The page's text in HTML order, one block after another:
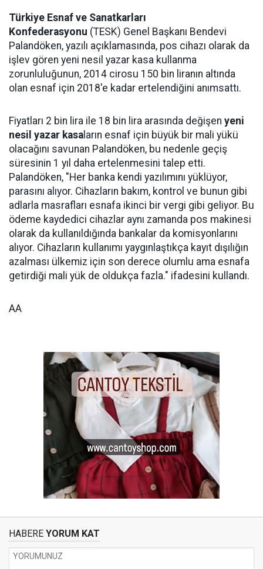
Türkiye Esnaf ve Sanatkarları
Konfederasyonu (TESK) Genel Başkanı Bendevi
Palandöken, yazılı açıklamasında, pos cihazı olarak da
işlev gören yeni nesil yazar kasa kullanma
zorunluluğunun, 2014 cirosu 150 bin liranın altında
olan esnaf için 2018'e kadar ertelendiğini anımsattı.
Fiyatları 2 bin lira ile 18 bin lira arasında değişen yeni
nesil yazar kasa ların esnaf için büyük bir mali yükü
olacağını savunan Palandöken, bu nedenle geçiş
süresinin 1 yıl daha ertelenmesini talep etti.
Palandöken, "Her banka kendi yazılımını yüklüyor,
parasını alıyor. Cihazların bakım, kontrol ve bunun gibi
adlarla masrafları esnafa ikinci bir vergi gibi geliyor. Bu
ödeme kaydedici cihazlar aynı zamanda pos makinesi
olarak da kullanıldığında bankalar da komisyonlarını
alıyor. Cihazların kullanımı yaygınlaştıkça kayıt dışılığın
azalması ülkemiz için son derece olumlu ama esnafa
getirdiği mali yük de oldukça fazla." ifadesini kullandı.
AA
HABERE YORUM KAT